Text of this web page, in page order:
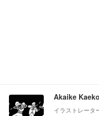
Akaike
イラストレータ